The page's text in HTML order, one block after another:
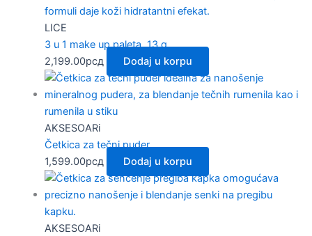
LICE
3 u 1 make up paleta, 13 g
2,199.00рсд Dodaj u korpu
AKSESOARi
Četkica za tečni puder
1,599.00рсд Dodaj u korpu
AKSESOARi